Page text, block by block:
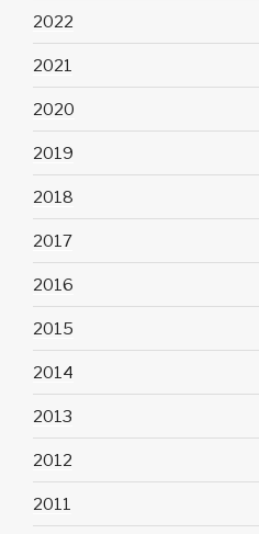
2022
2021
2020
2019
2018
2017
2016
2015
2014
2013
2012
2011